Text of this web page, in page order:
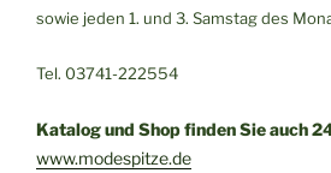
sowie jeden 1. und 3. Samstag des
Tel. 03741-222554
Katalog und Shop finden Sie auch
www.modespitze.de